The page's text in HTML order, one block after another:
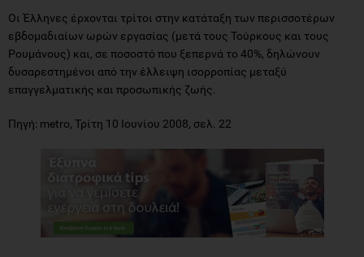
Οι Έλληνες έρχονται τρίτοι στην κατάταξη των περισσοτέρων
εβδομαδιαίων ωρών εργασίας (μετά τους Τούρκους και τους
Ρουμάνους) και, σε ποσοστό που ξεπερνά το 40%, δηλώνουν
δυσαρεστημένοι από την έλλειψη ισορροπίας μεταξύ
επαγγελματικής και προσωπικής ζωής.
Πηγή: metro, Τρίτη 10 Ιουνίου 2008, σελ. 22